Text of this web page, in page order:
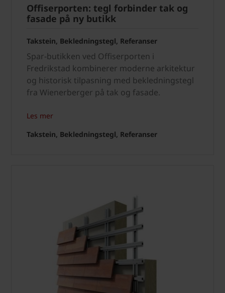
Offiserporten: tegl forbinder tak og
fasade på ny butikk
Takstein, Bekledningstegl, Referanser
Spar-butikken ved Offiserporten i
Fredrikstad kombinerer moderne arkitektur
og historisk tilpasning med bekledningstegl
fra Wienerberger på tak og fasade.
Les mer
Takstein, Bekledningstegl, Referanser